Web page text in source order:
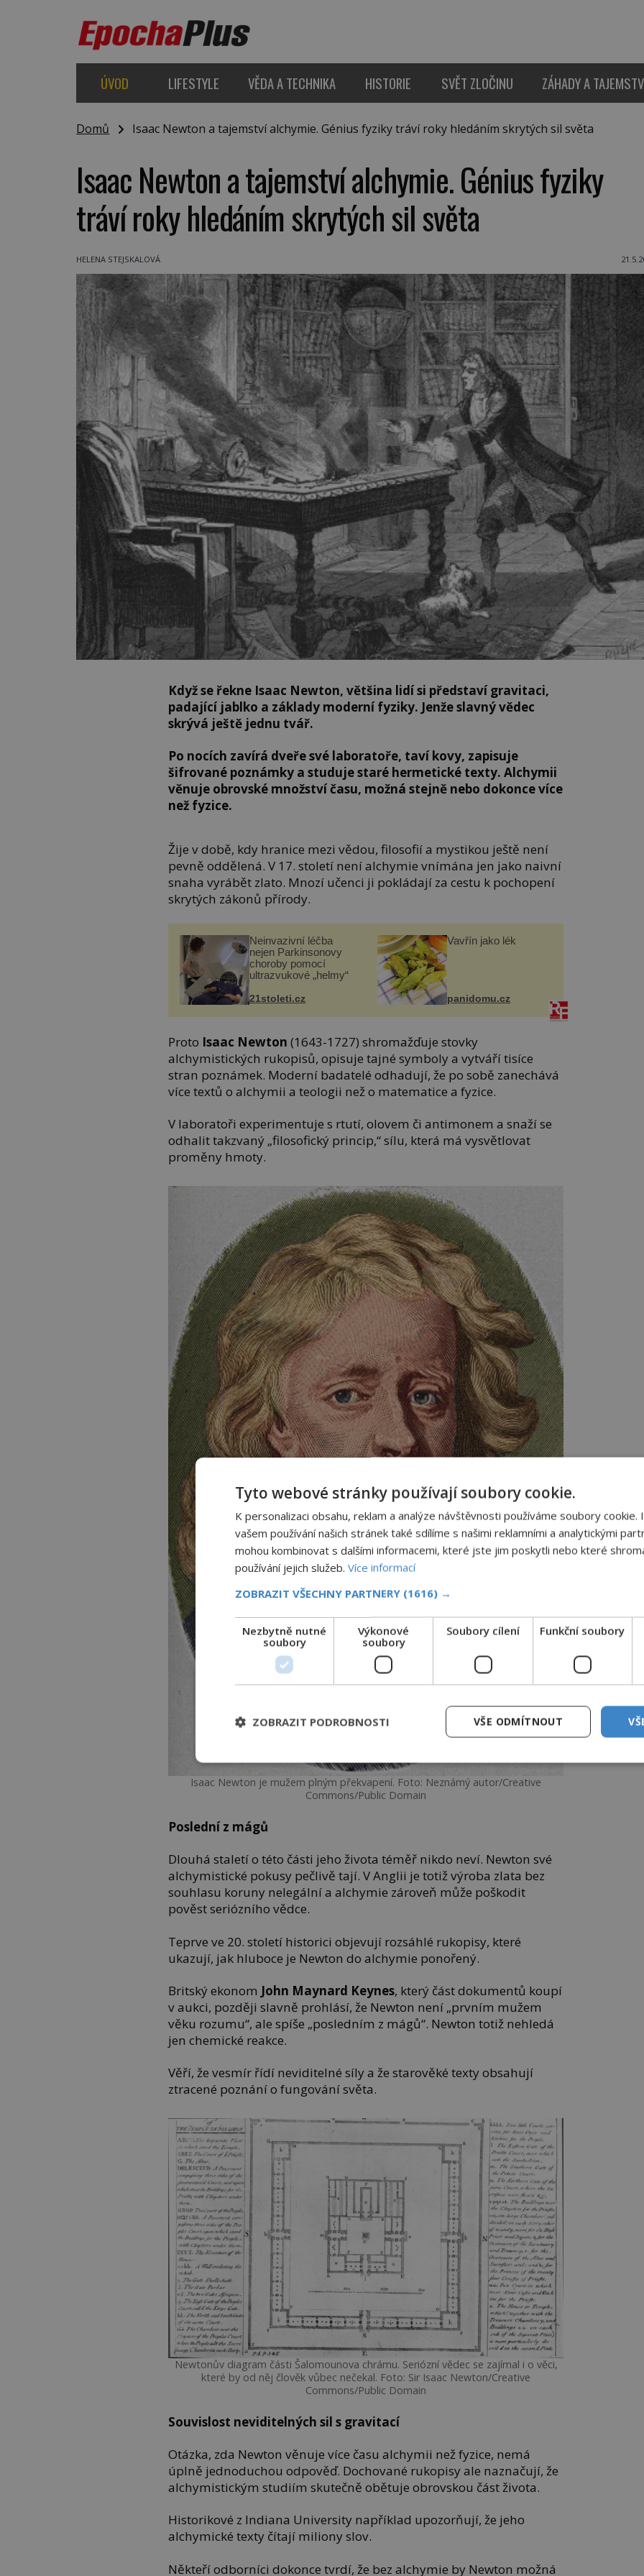
ÚVOD LIFESTYLE VĚDA A TECHNIKA HISTORIE SVĚT ZLOČINU ZÁHADY A
Domů Isaac Newton a tajemství alchymie. Génius fyziky tráví roky hledáním skrytých sil světa
Isaac Newton a tajemství alchymie. Génius fyziky
tráví roky hledáním skrytých sil světa
HELENA STEJSKALOVÁ
Když se řekne Isaac Newton, většina lidí si představí gravitaci,
padající jablko a základy moderní fyziky. Jenže slavný vědec
skrývá ještě jednu tvář.
Po nocích zavírá dveře své laboratoře, taví kovy, zapisuje
šifrované poznámky a studuje staré hermetické texty. Alchymii
věnuje obrovské množství času, možná stejně nebo dokonce více
než fyzice.
Žije v době, kdy hranice mezi vědou, filosofií a mystikou ještě není
pevně oddělená. V 17. století není alchymie vnímána jen jako naivní
snaha vyrábět zlato. Mnozí učenci ji pokládají za cestu k pochopení
skrytých zákonů přírody.
Neinvazivní léčba
nejen Parkinsonovy
choroby pomocí
ultrazvukové „helmy“
21stoleti.cz
Vavřín jako lék
panidomu.cz
Proto Isaac Newton (1643-1727) shromažďuje stovky
alchymistických rukopisů, opisuje tajné symboly a vytváří tisíce
stran poznámek. Moderní badatelé odhadují, že po sobě zanechává
více textů o alchymii a teologii než o matematice a fyzice.
V laboratoři experimentuje s rtutí, olovem či antimonem a snaží se
odhalit takzvaný „filosofický princip,“ sílu, která má vysvětlovat
proměny hmoty.
Isaac Newton je mužem plným překvapení. Foto: Neznámý autor/Creative
Commons/Public Domain
Poslední z mágů
Dlouhá staletí o této části jeho života téměř nikdo neví. Newton své
alchymistické pokusy pečlivě tají. V Anglii je totiž výroba zlata bez
souhlasu koruny nelegální a alchymie zároveň může poškodit
pověst seriózního vědce.
Teprve ve 20. století historici objevují rozsáhlé rukopisy, které
ukazují, jak hluboce je Newton do alchymie ponořený.
Britský ekonom John Maynard Keynes, který část dokumentů koupí
v aukci, později slavně prohlásí, že Newton není „prvním mužem
věku rozumu“, ale spíše „posledním z mágů“. Newton totiž nehledá
jen chemické reakce.
Věří, že vesmír řídí neviditelné síly a že starověké texty obsahují
ztracené poznání o fungování světa.
Newtonův diagram části Šalomounova chrámu. Seriózní vědec se zajímal i o věci,
které by od něj člověk vůbec nečekal. Foto: Sir Isaac Newton/Creative
Commons/Public Domain
Souvislost neviditelných sil s gravitací
Otázka, zda Newton věnuje více času alchymii než fyzice, nemá
úplně jednoduchou odpověď. Dochované rukopisy ale naznačují, že
alchymistickým studiím skutečně obětuje obrovskou část života.
Historikové z Indiana University například upozorňují, že jeho
alchymické texty čítají miliony slov.
Někteří odborníci dokonce tvrdí, že bez alchymie by Newton možná
Tyto webové stránky používají soubory cookie.
K personalizaci obsahu, reklam a analýze návštěvnosti používáme soubory cookie.
vašem používání našich stránek také sdílíme s našimi reklamními a analytickými
mohou kombinovat s dalšími informacemi, které jste jim poskytli nebo které
používání jejich služeb. Více informací
ZOBRAZIT VŠECHNY PARTNERY (1616) →
Nezbytně nutné
soubory
Výkonové
soubory
Soubory cílení Funkční soubory
VŠE ODMÍTNOUT
ZOBRAZIT PODROBNOSTI